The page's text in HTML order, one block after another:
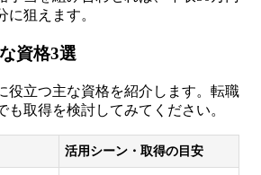
に狙えます。
資格3選
役立つ主な資格を紹介します。転職
も取得を検討してみてください。
活用シーン・取得の目安